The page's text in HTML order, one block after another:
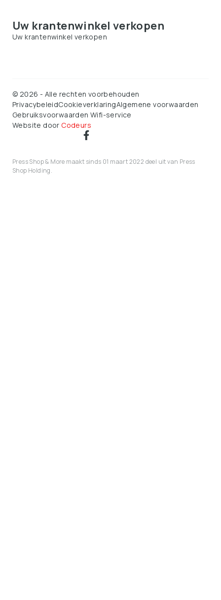
Uw krantenwinkel verkopen
Uw krantenwinkel verkopen
© 2026 - Alle rechten voorbehouden
PrivacybeleidCookieverklaringAlgemene voorwaarden
Gebruiksvoorwaarden Wifi-service
Website door Codeurs
Press Shop & More maakt sinds 01 maart 2022 deel uit van Press
Shop Holding.